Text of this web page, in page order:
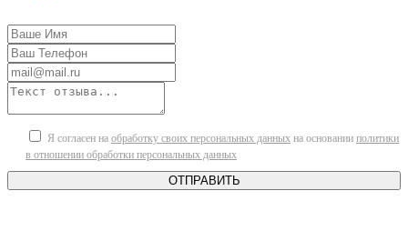
Я согласен на обработку своих персональных данных на основании политики
в отношении обработки персональных данных
ОТПРАВИТЬ